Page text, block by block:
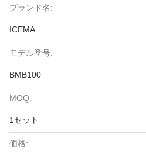
ブランド名:
ICEMA
モデル番号:
BMB100
MOQ:
1セット
価格: